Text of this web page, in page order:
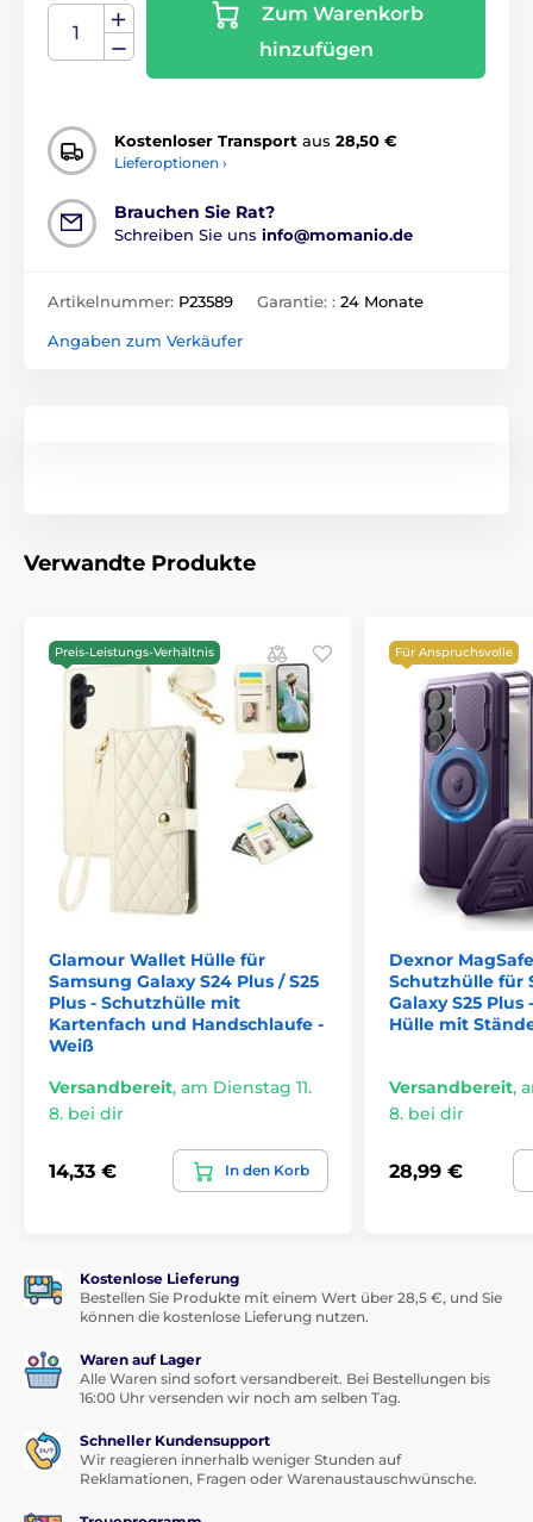
Zum Warenkorb
hinzufügen
Kostenloser Transport aus 28,50 €
Lieferoptionen ›
Brauchen Sie Rat?
Schreiben Sie uns info@momanio.de
Artikelnummer: P23589 Garantie: : 24 Monate
Angaben zum Verkäufer
Verwandte Produkte
Preis-Leistungs-Verhältnis
Glamour Wallet Hülle für
Samsung Galaxy S24 Plus / S25
Plus - Schutzhülle mit
Kartenfach und Handschlaufe -
Weiß
Versandbereit, am Dienstag 11.
8. bei dir
14,33 € In den Korb
Für Anspruchsvolle
Dexnor
Schutzhülle für
Galaxy S25
Hülle mit
Versandbereit,
8. bei dir
28,99 €
Kostenlose Lieferung
Bestellen Sie Produkte mit einem Wert über 28,5 €, und Sie
können die kostenlose Lieferung nutzen.
Waren auf Lager
Alle Waren sind sofort versandbereit. Bei Bestellungen bis
16:00 Uhr versenden wir noch am selben Tag.
Schneller Kundensupport
Wir reagieren innerhalb weniger Stunden auf
Reklamationen, Fragen oder Warenaustauschwünsche.